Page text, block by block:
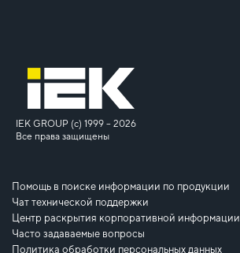
IEK GROUP (c) 1999 – 2026
Все права защищены
Помощь в поиске информации по продукции
Чат технической поддержки
Центр раскрытия корпоративной информации
Часто задаваемые вопросы
Политика обработки персональных данных